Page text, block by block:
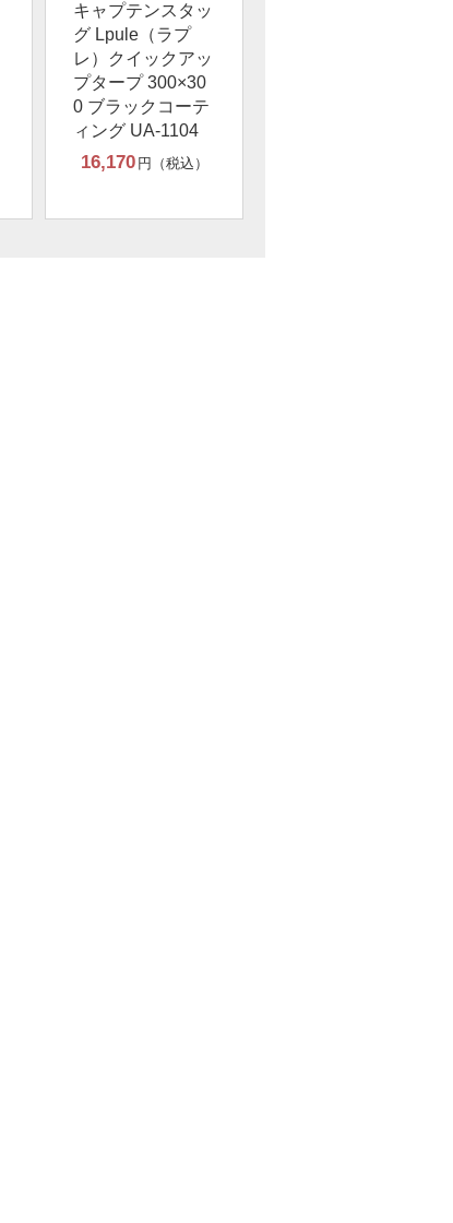
キャプテンスタッ
グ Lpule（ラプ
レ）クイックアッ
プタープ 300×30
0 ブラックコーテ
ィング UA-1104
16,170 円（税込）